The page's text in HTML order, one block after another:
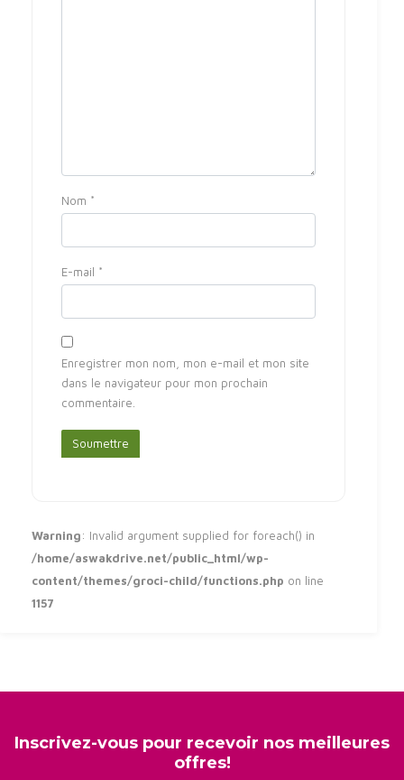
Nom *
E-mail *
Enregistrer mon nom, mon e-mail et mon site
dans le navigateur pour mon prochain
commentaire.
Warning: Invalid argument supplied for foreach() in
/home/aswakdrive.net/public_html/wp-
content/themes/groci-child/functions.php on line
1157
Inscrivez-vous pour recevoir nos meilleures
offres!